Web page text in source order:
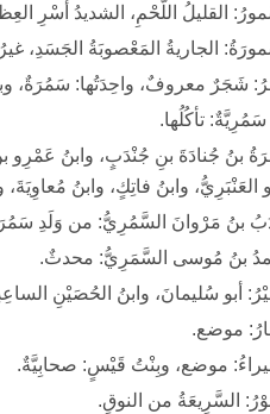
القليلُ اللَّحْمِ، الشديدُ أسْرِ
الجاريةُ المَعْصوبَةُ الجَسَدِ،
شَجَرٌ معروفٌ، واحِدَتُها: سَمُرَةٌ،
سَمُرِيَّةٌ: تأكُلُها.
بنُ جُنادَةَ بنِ جُنْدَبٍ، وابنُ عَمْرِو
العَنْبَرِيُّ، وابنُ فاتِكٍ، وابنُ
بنُ مَرْوانَ السَّمُرِيُّ: من وَلَدِ
بنُ مُوسى السَّمَرِيُّ: محدثٌ.
أبو سُليمانَ، وابنُ الحُصَيْنِ
موضع.
موضع، وبِنْتُ قَيْسٍ: صحابِيَّةٌ.
السَّرِيعَةُ من النوقِ.